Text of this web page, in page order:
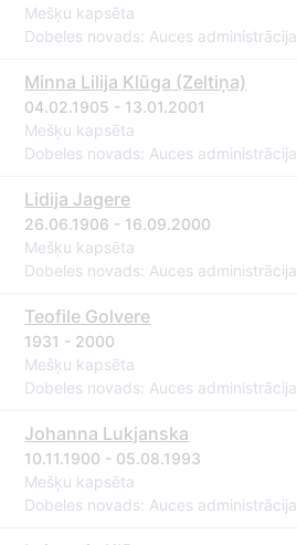
Mešķu kapsēta
Dobeles novads: Auces administrācija
Minna Lilija Klūga (Zeltiņa)
04.02.1905 - 13.01.2001
Mešķu kapsēta
Dobeles novads: Auces administrācija
Lidija Jagere
26.06.1906 - 16.09.2000
Mešķu kapsēta
Dobeles novads: Auces administrācija
Teofile Golvere
1931 - 2000
Mešķu kapsēta
Dobeles novads: Auces administrācija
Johanna Lukjanska
10.11.1900 - 05.08.1993
Mešķu kapsēta
Dobeles novads: Auces administrācija